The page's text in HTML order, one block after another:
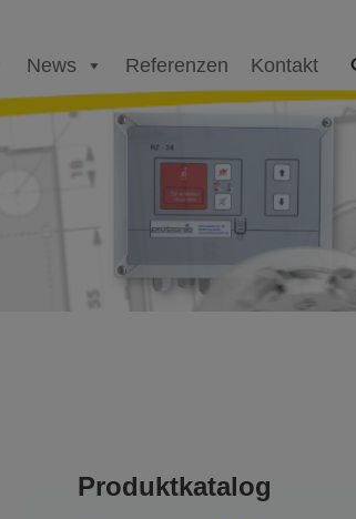
News Referenzen Kontakt
Produktkatalog